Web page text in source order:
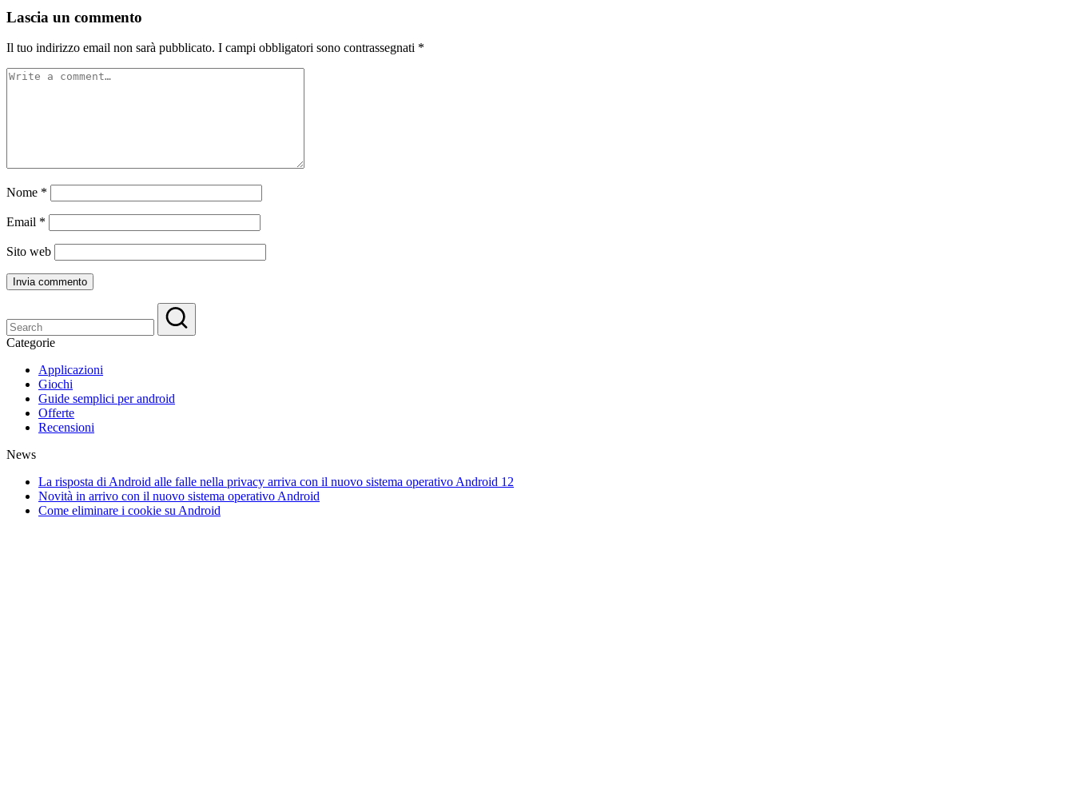
Lascia un commento
Il tuo indirizzo email non sarà pubblicato. I campi obbligatori sono contrassegnati *
Nome *
Email *
Sito web
Categorie
Applicazioni
Giochi
Guide semplici per android
Offerte
Recensioni
News
La risposta di Android alle falle nella privacy arriva con il nuovo sistema operativo Android 12
Novità in arrivo con il nuovo sistema operativo Android
Come eliminare i cookie su Android